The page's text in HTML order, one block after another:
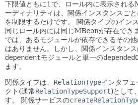
下限値ともに1で、ロール内に表示される
ーディナリティは、関係インスタンスご
を制限するだけです。
関係タイプのイン
同じロール内には同じMBeanが存在でき
では、あるモジュールが依存できるその
はありません。しかし、関係インスタン
dependentモジュールと単一の
ます。
関係タイプは、 RelationTypeインタフェ
クト(通常RelationTypeSupport)として
す。
関係サービスの